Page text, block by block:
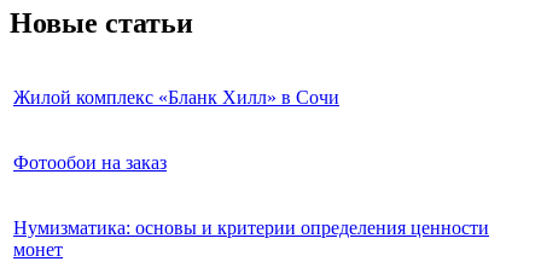
Новые статьи
Жилой комплекс «Бланк Хилл» в Сочи
Фотообои на заказ
Нумизматика: основы и критерии определения ценности
монет